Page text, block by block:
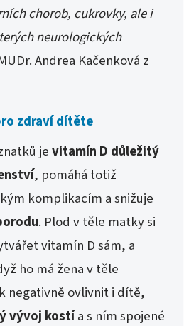
chorob, cukrovky, ale i
neurologických
Andrea Kačenková z
zdraví dítěte
jevitamín D důležitý
, pomáhá totiž
komplikacím a snižuje
. Plod v těle matky si
vitamín D sám, a
ho má žena v těle
negativně ovlivnit i dítě,
vývoj kostía s ním spojené